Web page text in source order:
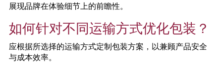
展现品牌在体验细节上的前瞻性。
如何针对不同运输方式优化包装？
应根据所选择的运输方式定制包装方案，以兼顾产品安全
与成本效率。